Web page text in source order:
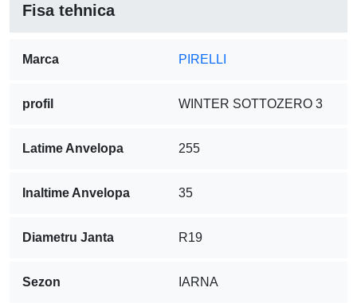
Fisa tehnica
Marca PIRELLI
profil WINTER SOTTOZERO 3
Latime Anvelopa 255
Inaltime Anvelopa 35
Diametru Janta R19
Sezon IARNA